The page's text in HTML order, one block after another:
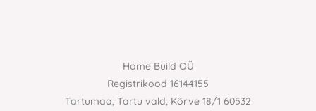
Home Build OÜ
Registrikood 16144155
Tartumaa, Tartu vald, Kõrve 18/1 60532